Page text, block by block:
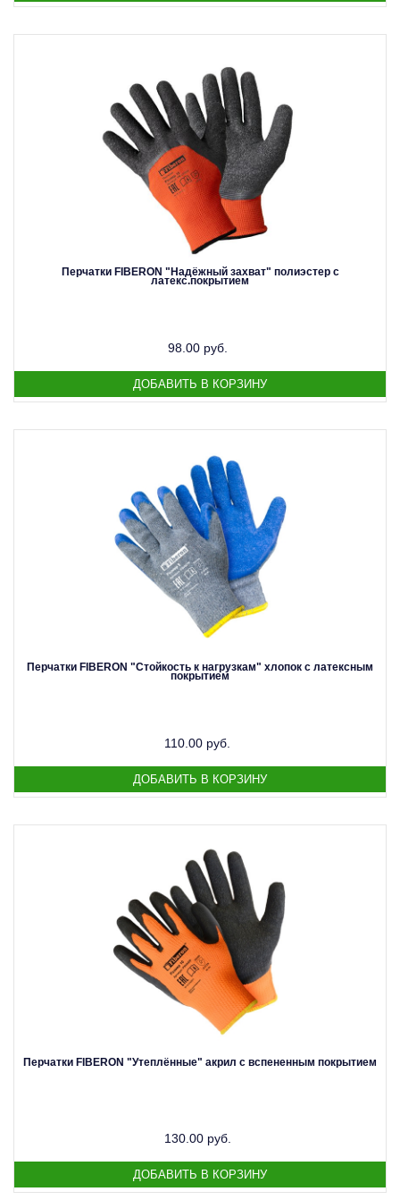
Перчатки FIBERON "Надёжный захват" полиэстер с
латекс.покрытием
98.00 руб.
Перчатки FIBERON "Стойкость к нагрузкам" хлопок с латексным
покрытием
110.00 руб.
Перчатки FIBERON "Утеплённые" акрил с вспененным покрытием
130.00 руб.